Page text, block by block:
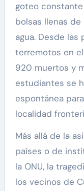
goteo
bolsas llenas
agua. Desde
terremotos en
920 muertos y
estudiantes se
espontánea
localidad
Más allá de la
países o de
la ONU, la
los vecinos de